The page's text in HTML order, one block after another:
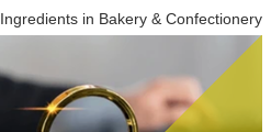
Ingredients in Bakery & Confectionery در...